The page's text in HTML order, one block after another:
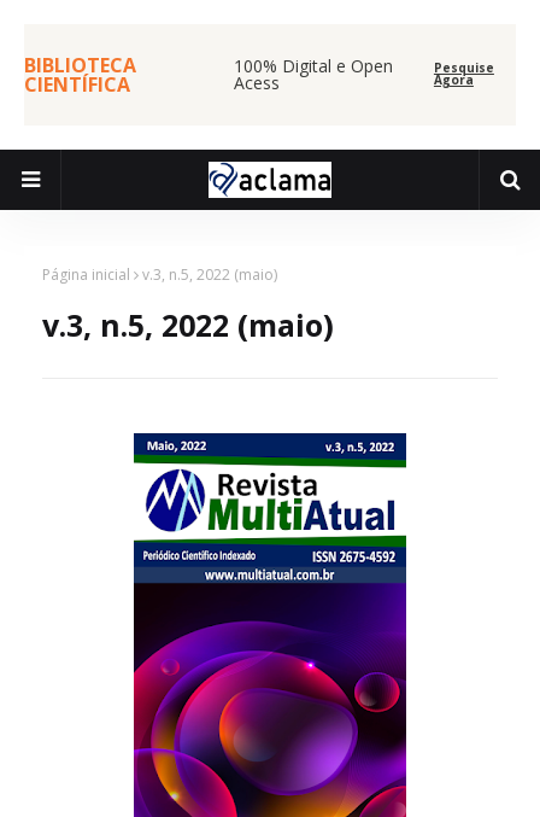
BIBLIOTECA
CIENTÍFICA
100% Digital e Open
Acess
Pesquise
Agora
Página inicial v.3, n.5, 2022 (maio)
v.3, n.5, 2022 (maio)